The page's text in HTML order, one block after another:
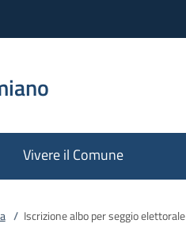
Vivere il Comune
/ Iscrizione albo per seggio elettorale